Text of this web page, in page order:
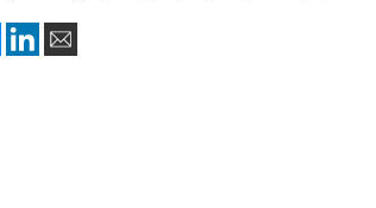
lėkštėje! Tinka valgyti ir šiltą ir šaltą.